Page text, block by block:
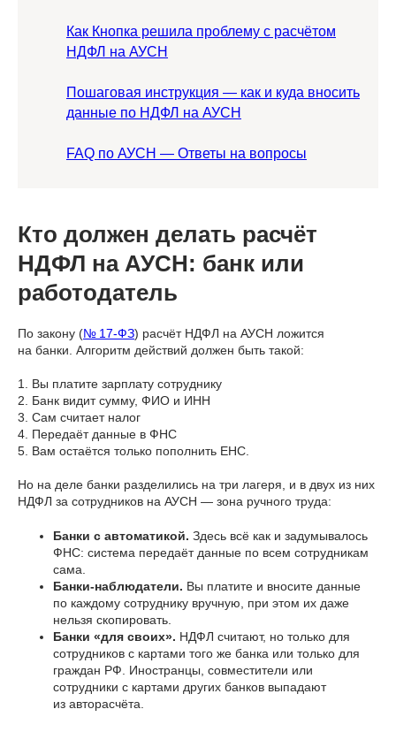
Как Кнопка решила проблему с расчётом
НДФЛ на АУСН
Пошаговая инструкция — как и куда вносить
данные по НДФЛ на АУСН
FAQ по АУСН — Ответы на вопросы
Кто должен делать расчёт
НДФЛ на АУСН: банк или
работодатель
По закону (№ 17-ФЗ) расчёт НДФЛ на АУСН ложится
на банки. Алгоритм действий должен быть такой:
1. Вы платите зарплату сотруднику
2. Банк видит сумму, ФИО и ИНН
3. Сам считает налог
4. Передаёт данные в ФНС
5. Вам остаётся только пополнить ЕНС.
Но на деле банки разделились на три лагеря, и в двух из них
НДФЛ за сотрудников на АУСН — зона ручного труда:
Банки с автоматикой. Здесь всё как и задумывалось
ФНС: система передаёт данные по всем сотрудникам
сама.
Банки-наблюдатели. Вы платите и вносите данные
по каждому сотруднику вручную, при этом их даже
нельзя скопировать.
Банки «для своих». НДФЛ считают, но только для
сотрудников с картами того же банка или только для
граждан РФ. Иностранцы, совместители или
сотрудники с картами других банков выпадают
из авторасчёта.